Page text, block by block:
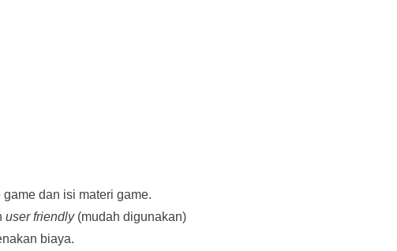
game dan isi materi game.
user friendly(mudah digunakan)
biaya.